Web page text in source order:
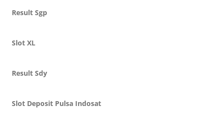
Result Sgp
Slot XL
Result Sdy
Slot Deposit Pulsa Indosat